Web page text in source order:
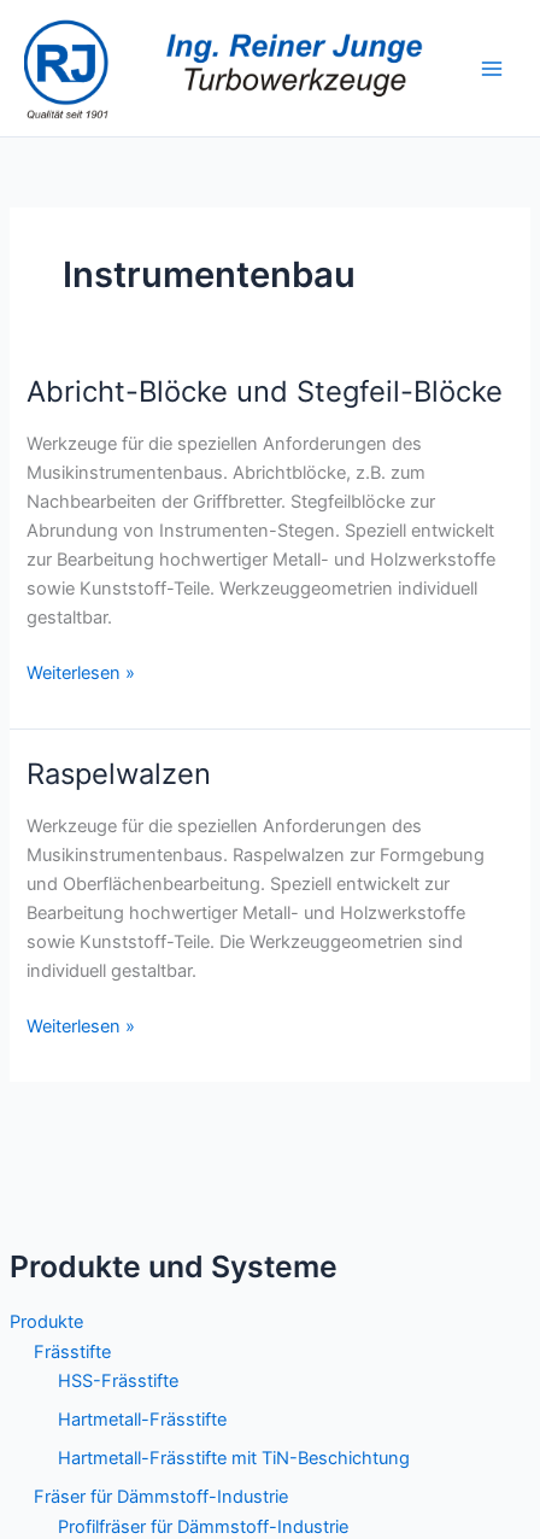
Inhalt
springen
Produkte und Systeme
Produkte
Frässtifte
HSS-Frässtifte
Hartmetall-Frässtifte
Hartmetall-Frässtifte mit TiN-Beschichtung
Fräser für Dämmstoff-Industrie
Profilfräser für Dämmstoff-Industrie
Instrumentenbau
Abricht-Blöcke und Stegfeil-Blöcke
Werkzeuge für die speziellen Anforderungen des
Musikinstrumentenbaus. Abrichtblöcke, z.B. zum
Nachbearbeiten der Griffbretter. Stegfeilblöcke zur
Abrundung von Instrumenten-Stegen. Speziell entwickelt
zur Bearbeitung hochwertiger Metall- und Holzwerkstoffe
sowie Kunststoff-Teile. Werkzeuggeometrien individuell
gestaltbar.
Abricht-
und
Stegfeil-
Blöcke
Weiterlesen »
Raspelwalzen
Werkzeuge für die speziellen Anforderungen des
Musikinstrumentenbaus. Raspelwalzen zur Formgebung
und Oberflächenbearbeitung. Speziell entwickelt zur
Bearbeitung hochwertiger Metall- und Holzwerkstoffe
sowie Kunststoff-Teile. Die Werkzeuggeometrien sind
individuell gestaltbar.
Raspelwalzen
Weiterlesen »